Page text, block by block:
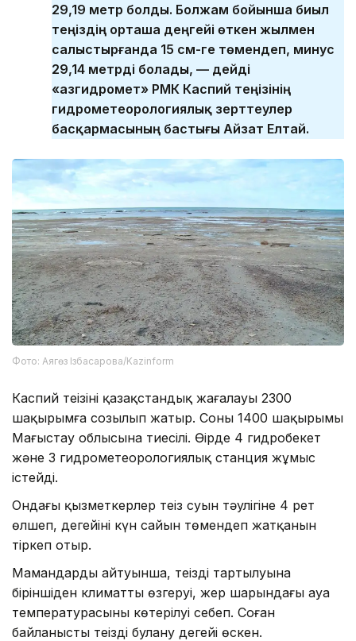
29,19 метр болды. Болжам бойынша биыл
теңіздің орташа деңгейі өткен жылмен
салыстырғанда 15 см-ге төмендеп, минус
29,14 метрді болады, — дейді
«Қазгидромет» РМК Каспий теңізінің
гидрометеорологиялық зерттеулер
басқармасының бастығы Айзат Елтай.
Фото: Аягөз Ізбасарова/Kazinform
Каспий теңізінің қазақстандық жағалауы 2300
шақырымға созылып жатыр. Соның 1400 шақырымы
Маңғыстау облысына тиесілі. Өңірде 4 гидробекет
және 3 гидрометеорологиялық станция жұмыс
істейді.
Ондағы қызметкерлер теңіз суын тәулігіне 4 рет
өлшеп, деңгейінің күн сайын төмендеп жатқанын
тіркеп отыр.
Мамандардың айтуынша, теңіздің тартылуына
біріншіден климаттың өзгеруі, жер шарындағы ауа
температурасының көтерілуі себеп. Соған
байланысты теңіздің булану деңгейі өскен.